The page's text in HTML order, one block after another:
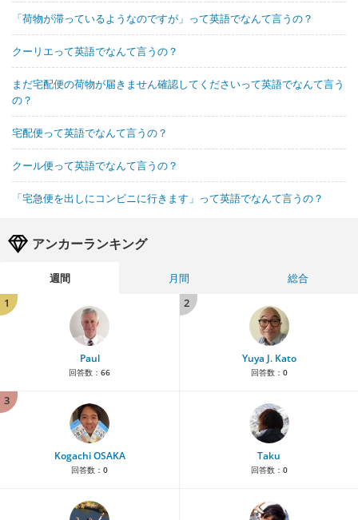
「荷物が滞っているようなのですが」って英語でなんて言うの？
クーリエって英語でなんて言うの？
まだ宅配便の荷物が届きません確認してくださいって英語でなんて言う
の？
宅配便って英語でなんて言うの？
クール便って英語でなんて言うの？
「宅急便を出しにコンビニに行きます」って英語でなんて言うの？
アンカーランキング
週間 月間
総合
1
Paul
回答数： 66
2
Yuya J. Kato
回答数： 0
3
Kogachi OSAKA
回答数： 0
Taku
回答数： 0